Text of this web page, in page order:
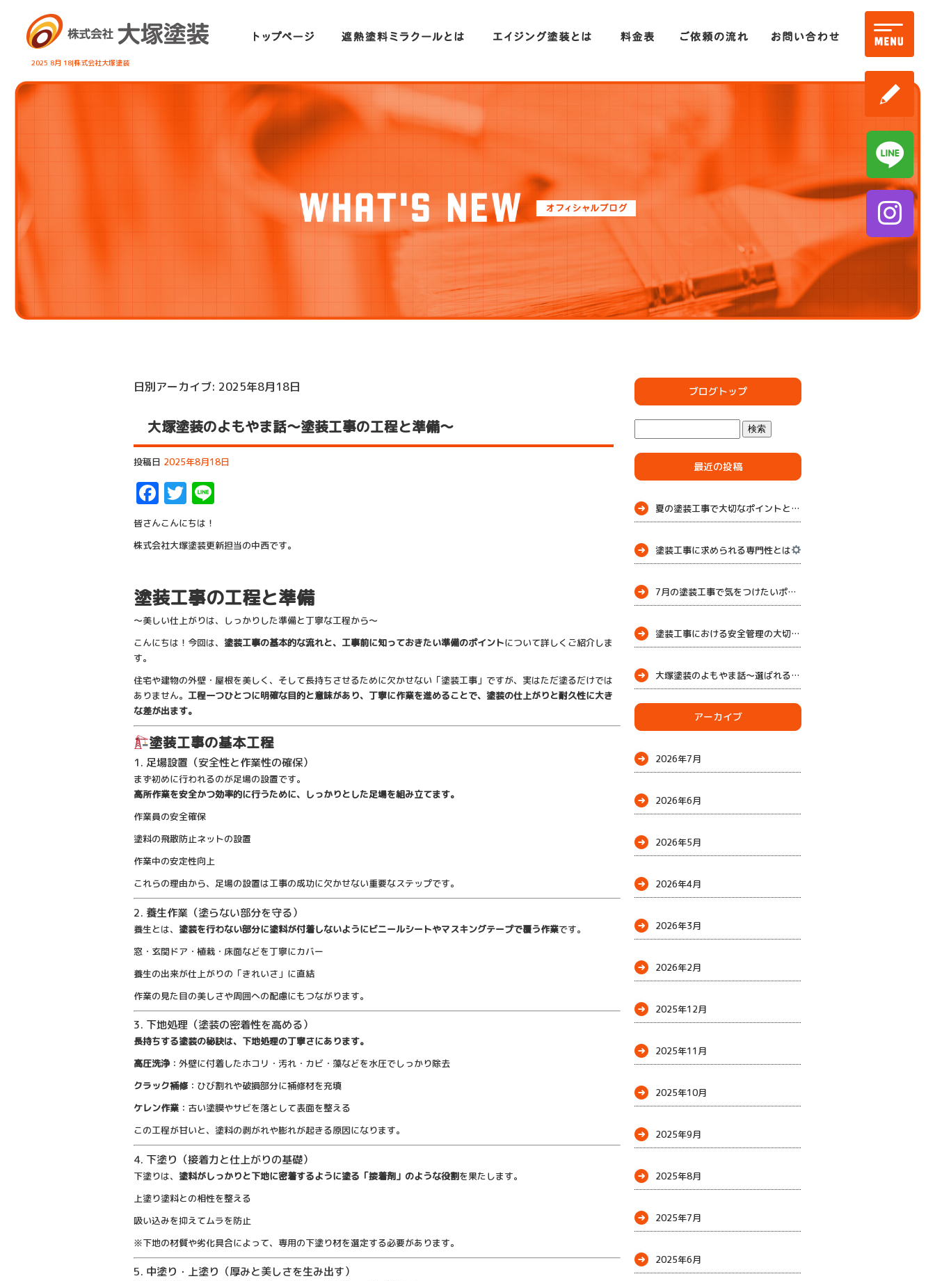
2025 8月 18|株式会社大塚塗装
日別アーカイブ: 2025年8月18日
大塚塗装のよもやま話～塗装工事の工程と準備～
投稿日 2025年8月18日
Facebook
Twitter
皆さんこんにちは！
株式会社大塚塗装更新担当の中西です。
塗装工事の工程と準備
～美しい仕上がりは、しっかりした準備と丁寧な工程から～
こんにちは！今回は、 塗装工事の基本的な流れと、工事前に知っておきたい準備のポイントについて詳しくご紹介しま
す。
住宅や建物の外壁・屋根を美しく、そして長持ちさせるために欠かせない「塗装工事」ですが、実はただ塗るだけでは
ありません。 工程一つひとつに明確な目的と意味があり、丁寧に作業を進めることで、塗装の仕上がりと耐久性に大き
な差が出ます。
塗装工事の基本工程
1. 足場設置（安全性と作業性の確保）
まず初めに行われるのが足場の設置です。
高所作業を安全かつ効率的に行うために、しっかりとした足場を組み立てます。
作業員の安全確保
塗料の飛散防止ネットの設置
作業中の安定性向上
これらの理由から、足場の設置は工事の成功に欠かせない重要なステップです。
2. 養生作業（塗らない部分を守る）
養生とは、 塗装を行わない部分に塗料が付着しないようにビニールシートやマスキングテープで覆う作業です。
窓・玄関ドア・植栽・床面などを丁寧にカバー
養生の出来が仕上がりの「きれいさ」に直結
作業の見た目の美しさや周囲への配慮にもつながります。
3. 下地処理（塗装の密着性を高める）
長持ちする塗装の秘訣は、下地処理の丁寧さにあります。
高圧洗浄：外壁に付着したホコリ・汚れ・カビ・藻などを水圧でしっかり除去
クラック補修：ひび割れや破損部分に補修材を充填
ケレン作業 ：古い塗膜やサビを落として表面を整える
この工程が甘いと、塗料の剥がれや膨れが起きる原因になります。
4. 下塗り（接着力と仕上がりの基礎）
下塗りは、 塗料がしっかりと下地に密着するように塗る「接着剤」のような役割を果たします。
上塗り塗料との相性を整える
吸い込みを抑えてムラを防止
※下地の材質や劣化具合によって、専用の下塗り材を選定する必要があります。
5. 中塗り・上塗り（厚みと美しさを生み出す）
ブログトップ
最近の投稿
夏の塗装工事で大切なポイントとメンテナンス
塗装工事に求められる専門性とは
7月の塗装工事で気をつけたいポイント
塗装工事における安全管理の大切さ
大塚塗装のよもやま話～選ばれる理由
アーカイブ
2026年7月
2026年6月
2026年5月
2026年4月
2026年3月
2026年2月
2025年12月
2025年11月
2025年10月
2025年9月
2025年8月
2025年7月
2025年6月